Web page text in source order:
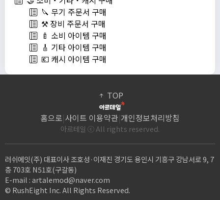
🔪 무기 주문서 구매
⚒️ 장비 주문서 구매
🍼 소비 아이템 구매
🎸 기타 아이템 구매
💶 캐시 아이템 구매
TOP
홈으로 사이트 이용약관 개인정보처리방침
아르테일 ⓒ All rights reserved.
러쉬에잇(주) 대표이사 조호성·이재진 경기도 용인시 기흥구 강남서로 9, 7
층 703호 N51호(구갈동)
E-mail :artalemod@naver.com
© RushEight Inc. All Rights Reserved.